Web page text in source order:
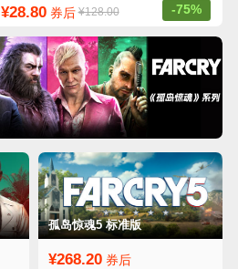
¥28.80券后 ¥128.00 -75%
孤岛惊魂5 标准版
¥268.20券后